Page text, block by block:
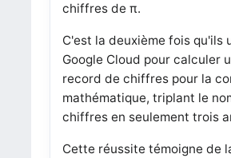
chiffres de π.
C'est la deuxième fois qu'ils
Google Cloud pour calculer
record de chiffres pour la
mathématique, triplant le
chiffres en seulement trois
Cette réussite témoigne de